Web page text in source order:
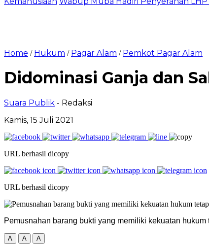
Home / Hukum / Pagar Alam / Pemkot Pagar Alam
Didominasi Ganja dan
Suara Publik - Redaksi
Kamis, 15 Juli 2021
URL berhasil dicopy
URL berhasil dicopy
Pemusnahan barang bukti yang memiliki kekuatan
A A A